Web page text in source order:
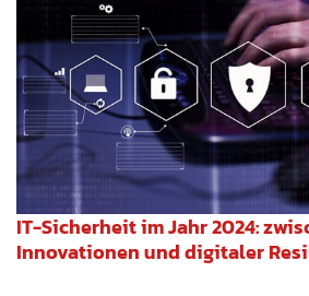
IT-Sicherheit im Jahr 2024:
Innovationen und digitaler